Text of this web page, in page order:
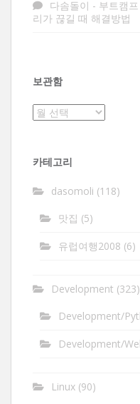
다솜돌이 - 부트캠
리가 끊길 때 해결방법
보관함
보
카테고리
dasomoli (118)
맛집 (5)
유럽여행2008 (6)
Development (323)
Development/
Development/
Linux (90)